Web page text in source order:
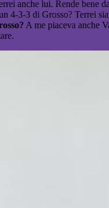
anche lui. Rende bene
4-3-3 di Grosso? Terrei
A me piaceva anche